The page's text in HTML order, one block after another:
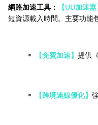
網路加速工具： 【UU加速器
短資源載入時間。主要功能
【免費加速】 提供
【跨境連線優化】